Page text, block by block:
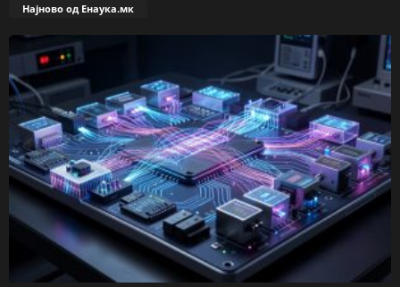
Најново од Енаука.мк